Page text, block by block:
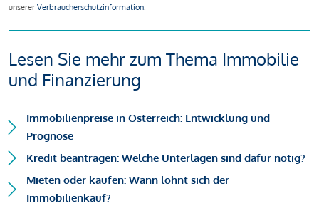
unserer Verbraucherschutzinformation.
Lesen Sie mehr zum Thema Immobilie
und Finanzierung
Immobilienpreise in Österreich: Entwicklung und
Prognose
Kredit beantragen: Welche Unterlagen sind dafür nötig?
Mieten oder kaufen: Wann lohnt sich der
Immobilienkauf?